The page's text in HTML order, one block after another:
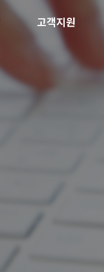
고객지원